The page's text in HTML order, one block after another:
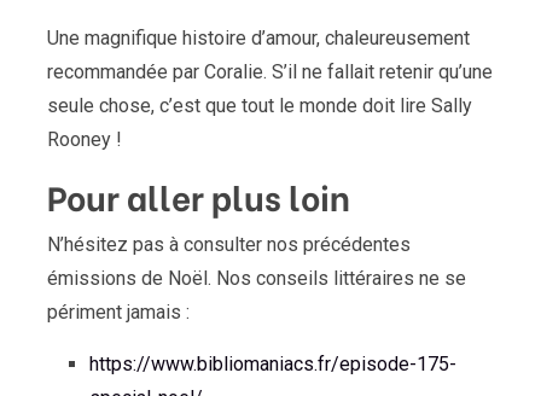
Une magnifique histoire d’amour, chaleureusement
recommandée par Coralie. S’il ne fallait retenir qu’une
seule chose, c’est que tout le monde doit lire Sally
Rooney !
Pour aller plus loin
N’hésitez pas à consulter nos précédentes
émissions de Noël. Nos conseils littéraires ne se
périment jamais :
https://www.bibliomaniacs.fr/episode-175-